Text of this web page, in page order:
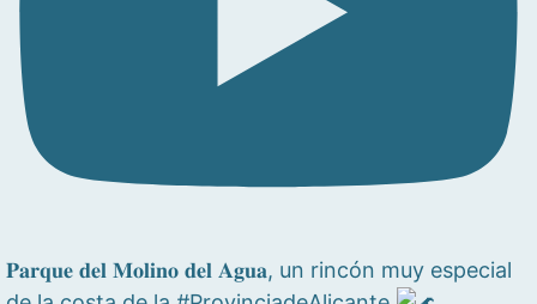
𝐏𝐚𝐫𝐪𝐮𝐞 𝐝𝐞𝐥 𝐌𝐨𝐥𝐢𝐧𝐨 𝐝𝐞𝐥 𝐀𝐠𝐮𝐚, un rincón muy especial